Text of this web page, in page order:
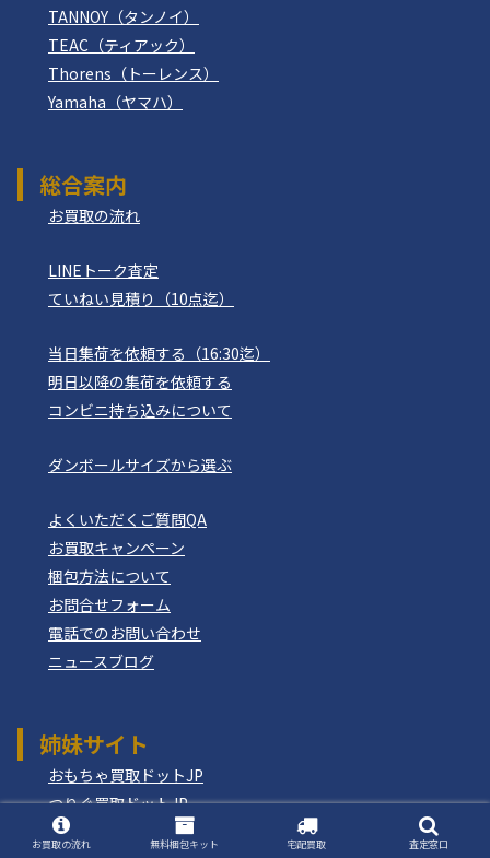
TANNOY（タンノイ）
TEAC（ティアック）
Thorens（トーレンス）
Yamaha（ヤマハ）
総合案内
お買取の流れ
LINEトーク査定
ていねい見積り（10点迄）
当日集荷を依頼する（16:30迄）
明日以降の集荷を依頼する
コンビニ持ち込みについて
ダンボールサイズから選ぶ
よくいただくご質問QA
お買取キャンペーン
梱包方法について
お問合せフォーム
電話でのお問い合わせ
ニュースブログ
姉妹サイト
おもちゃ買取ドットJP
つりぐ買取ドットJP
モデルガン買取ドットコム
お買取の流れ 無料梱包キット 宅配買取 査定窓口